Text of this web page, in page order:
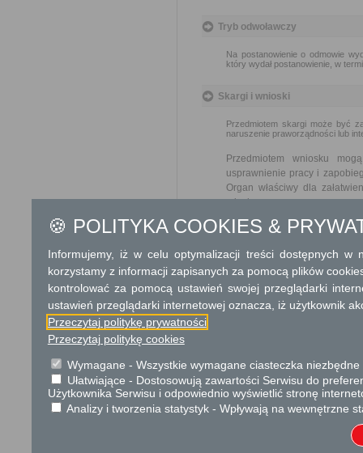
Tryb odwoławczy
Na postanowienie o odmowie
który wydał postanowienie, w
Skargi i wnioski
Przedmiotem skargi może być
naruszenie praworządności lub
Przedmiotem wniosku
usprawnienie pracy i
Organ właściwy dla
miesiąca
Ustawa z dnia 14
Ustawa z dnia 24
Ustawa z dnia 17
2024r. poz. 1557 z
W związku z realizacją
2016/679 z dnia 27 kwietnia
z przetwarzaniem danych
uchylenia dyrektywy 95/46/
informujemy o zasadach
Pani/Panu prawach z tym
🍪 POLITYKA COOKIES &
Informujemy, iż w celu optymalizacji treści dostępnych w
korzystamy z informacji zapisanych za pomocą plików
kontrolować za pomocą ustawień swojej przeglądarki
ustawień przeglądarki internetowej oznacza, iż użytkownik
Przeczytaj politykę prywatności
Przeczytaj politykę cookies
Wymagane - Wszystkie wymagane ciasteczka
Ułatwiające - Dostosowują zawartości Serwisu do
Użytkownika Serwisu i odpowiednio wyświetlić stronę
Analizy i tworzenia statystyk - Wpływają na wewnętrzne